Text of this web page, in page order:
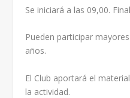
Se iniciará a las 09,00.
Pueden participar
años.
El Club aportará el
la actividad.